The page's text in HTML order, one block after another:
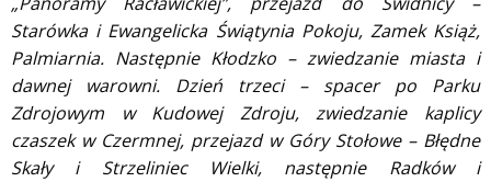
Starówka i Ewangelicka Świątynia Pokoju, Zamek Książ,
Palmiarnia. Następnie Kłodzko – zwiedzanie miasta i
dawnej warowni. Dzień trzeci – spacer po Parku
Zdrojowym w Kudowej Zdroju, zwiedzanie kaplicy
czaszek w Czermnej, przejazd w Góry Stołowe – Błędne
Skały i Strzeliniec Wielki, następnie Radków i